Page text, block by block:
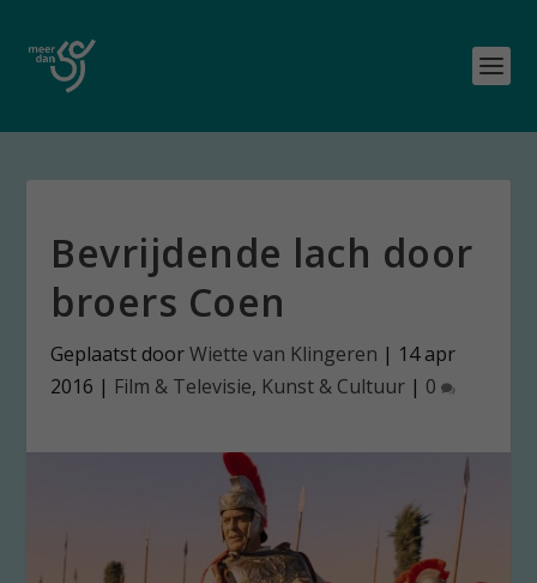
Bevrijdende lach door
broers Coen
Geplaatst doorWiette van Klingeren | 14 apr
2016 | Film & Televisie, Kunst & Cultuur | 0